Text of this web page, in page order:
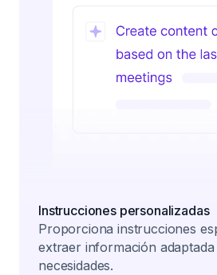
Instrucciones personalizadas
Proporciona instrucciones
extraer información adaptada
necesidades.